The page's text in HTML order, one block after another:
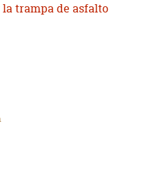
la trampa de asfalto